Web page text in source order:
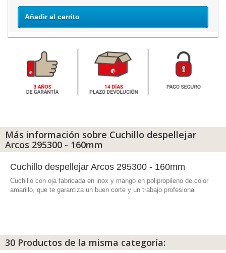
Añadir al carrito
Más información sobre Cuchillo despellejar
Arcos 295300 - 160mm
Cuchillo despellejar Arcos 295300 - 160mm
Cuchillo con oja fabricada en inox y mango en polipropileno de color
amarillo, que te garantiza un buen corte y un trabajo profesional
30 Productos de la misma categoría: